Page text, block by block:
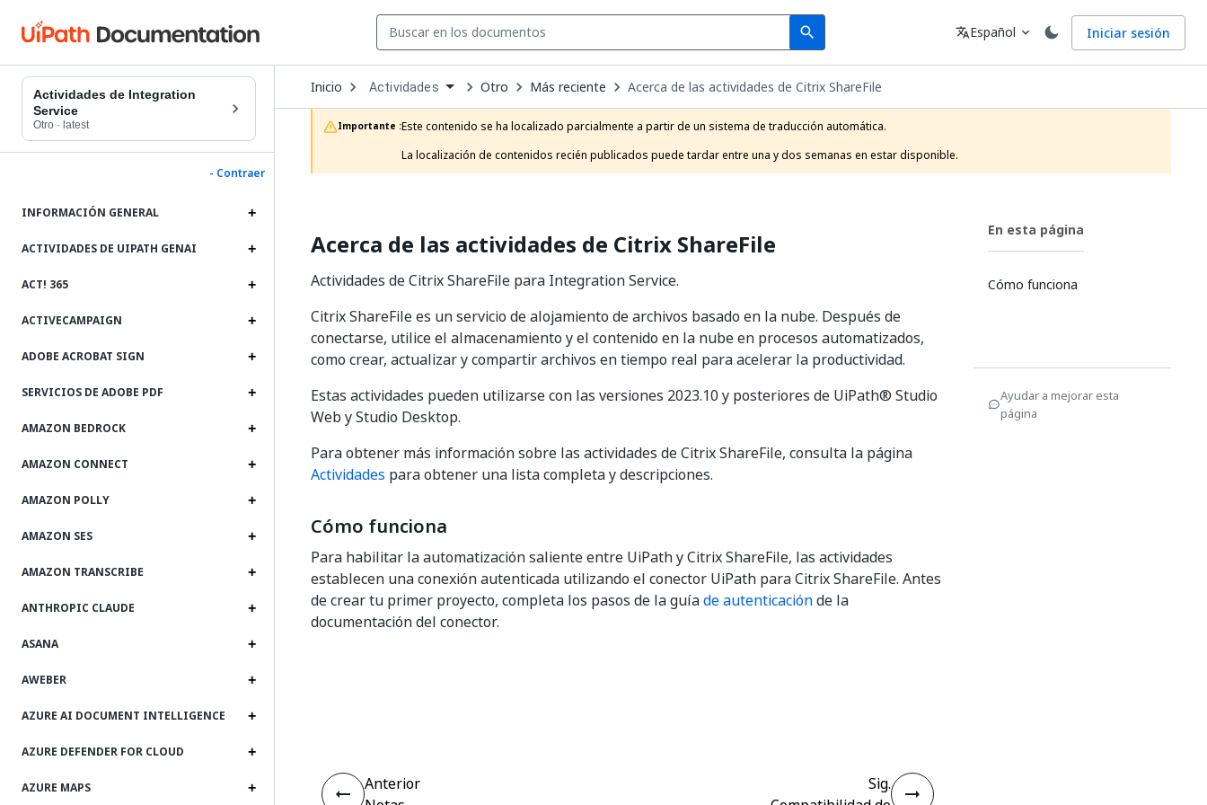
search
Search Idioma
translateEspañol expand_more Iniciar sesión
Actividades de Integration
Service
Otro · latest
- Contraer
INFORMACIÓN GENERAL
ACTIVIDADES DE UIPATH GENAI
ACT! 365
ACTIVECAMPAIGN
ADOBE ACROBAT SIGN
SERVICIOS DE ADOBE PDF
AMAZON BEDROCK
AMAZON CONNECT
AMAZON POLLY
AMAZON SES
AMAZON TRANSCRIBE
ANTHROPIC CLAUDE
ASANA
AWEBER
AZURE AI DOCUMENT INTELLIGENCE
AZURE DEFENDER FOR CLOUD
AZURE MAPS
Inicio Open
Dropdown
to
choose
product
Actividades Otro Más reciente Acerca de las actividades de Citrix ShareFile
Importante :Este contenido se ha localizado parcialmente a partir de un sistema de traducción automática.
La localización de contenidos recién publicados puede tardar entre una y dos semanas en estar disponible.
Acerca de las actividades de Citrix ShareFile
Actividades de Citrix ShareFile para Integration Service.
Citrix ShareFile es un servicio de alojamiento de archivos basado en la nube. Después de
conectarse, utilice el almacenamiento y el contenido en la nube en procesos automatizados,
como crear, actualizar y compartir archivos en tiempo real para acelerar la productividad.
Estas actividades pueden utilizarse con las versiones 2023.10 y posteriores de UiPath® Studio
Web y Studio Desktop.
Para obtener más información sobre las actividades de Citrix ShareFile, consulta la página
Actividades para obtener una lista completa y descripciones.
Cómo funciona
Para habilitar la automatización saliente entre UiPath y Citrix ShareFile, las actividades
establecen una conexión autenticada utilizando el conector UiPath para Citrix ShareFile. Antes
de crear tu primer proyecto, completa los pasos de la guíade autenticaciónde la
documentación del conector.
En esta página
Cómo funciona
Ayudar a mejorar esta
página
Anterior
Sig.